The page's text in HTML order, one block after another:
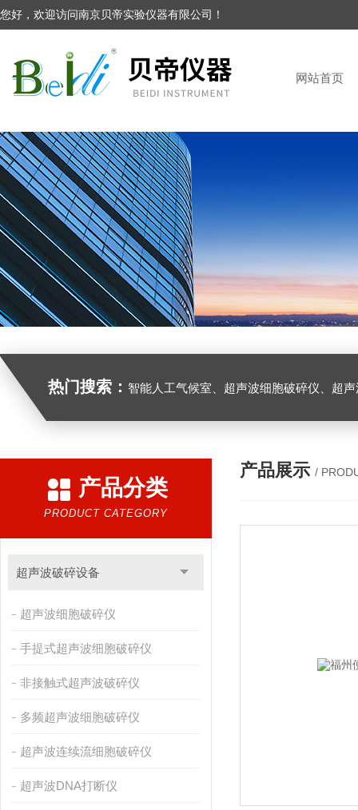
您好，欢迎访问南京贝帝实验仪器有限公司！
网站首页
热门搜索： 智能人工气候室、超声波细胞破碎仪、超
产品分类
PRODUCT CATEGORY
超声波破碎设备
超声波细胞破碎仪
手提式超声波细胞破碎仪
非接触式超声波破碎仪
多频超声波细胞破碎仪
超声波连续流细胞破碎仪
超声波DNA打断仪
产品展示 /